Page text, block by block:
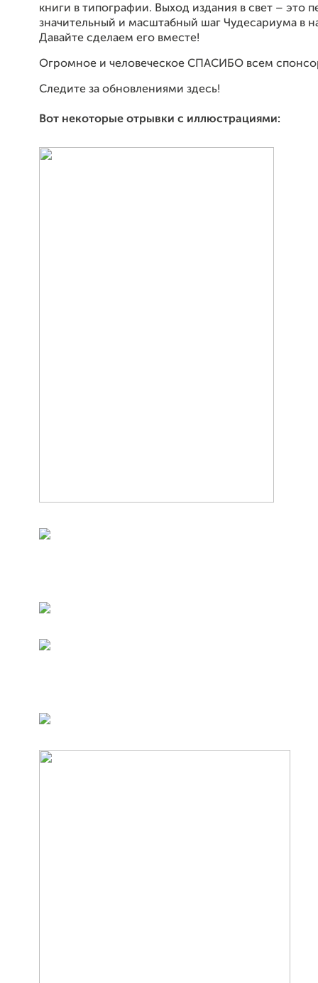
книги в типографии. Выход издания в свет – это
значительный и масштабный шаг Чудесариума в
Давайте сделаем его вместе!
Огромное и человеческое СПАСИБО всем
Следите за обновлениями здесь!
Вот некоторые отрывки с иллюстрациями: